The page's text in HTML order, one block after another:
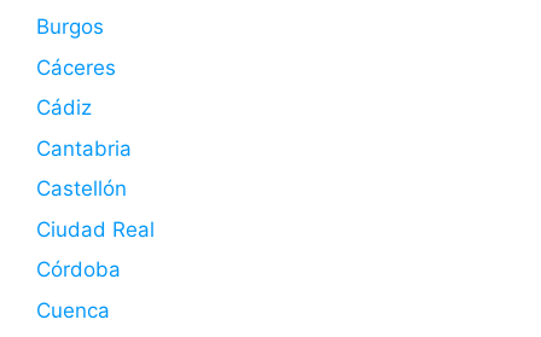
Burgos
Cáceres
Cádiz
Cantabria
Castellón
Ciudad Real
Córdoba
Cuenca